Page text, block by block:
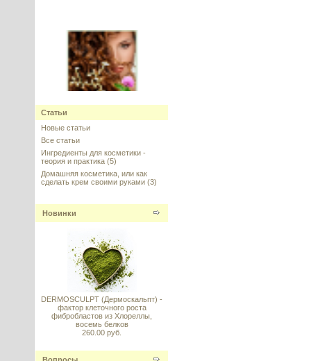
Meyer Cosmetics
---------
C) Magnesium Ascorbyl
Phosphate (MAP)
---------
Кокоилглутамат динатрия
(Disodium Cocoyl Glutamate),
Статьи
Новые статьи
Все статьи
Ингредиенты для косметики -
теория и практика (5)
Домашняя косметика, или как
сделать крем своими руками (3)
Новинки
DERMOSCULPT (Дермоскальпт) -
фактор клеточного роста
фибробластов из Хлореллы,
восемь белков
260.00 руб.